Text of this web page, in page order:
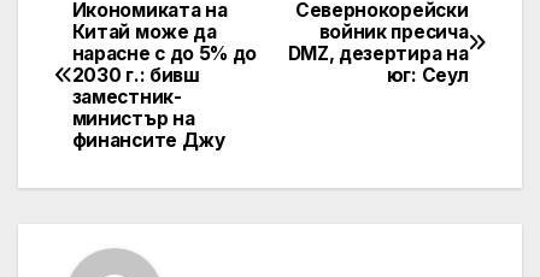
Post
navigation
Севернокорейски
войник пресича
DMZ, дезертира на
юг: Сеул
Икономиката на
Китай може да
нарасне с до 5% до
2030 г.: бивш
заместник-
министър на
финансите Джу